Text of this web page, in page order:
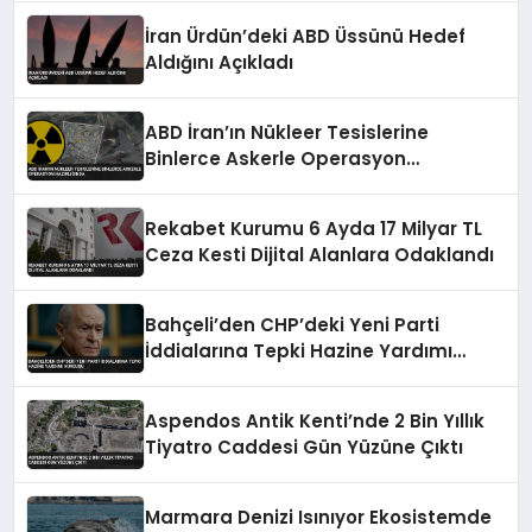
İran Ürdün’deki ABD Üssünü Hedef
Aldığını Açıkladı
ABD İran’ın Nükleer Tesislerine
Binlerce Askerle Operasyon
Rekabet Kurumu 6 Ayda 17 Milyar TL
Ceza Kesti Dijital Alanlara Odaklandı
Bahçeli’den CHP’deki Yeni Parti
İddialarına Tepki Hazine Yardımı
Aspendos Antik Kenti’nde 2 Bin Yıllık
Tiyatro Caddesi Gün Yüzüne Çıktı
Marmara Denizi Isınıyor Ekosistemde